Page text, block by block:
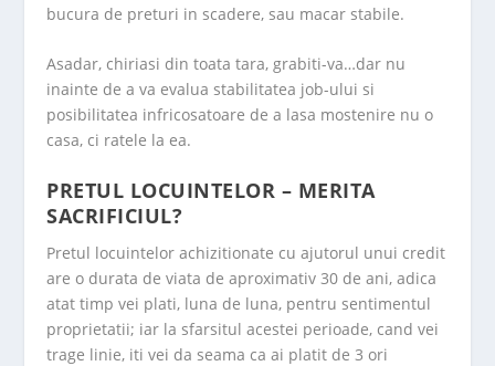
bucura de preturi in scadere, sau macar stabile.
Asadar, chiriasi din toata tara, grabiti-va…dar nu
inainte de a va evalua stabilitatea job-ului si
posibilitatea infricosatoare de a lasa mostenire nu o
casa, ci ratele la ea.
PRETUL LOCUINTELOR – MERITA
SACRIFICIUL?
Pretul locuintelor achizitionate cu ajutorul unui credit
are o durata de viata de aproximativ 30 de ani, adica
atat timp vei plati, luna de luna, pentru sentimentul
proprietatii; iar la sfarsitul acestei perioade, cand vei
trage linie, iti vei da seama ca ai platit de 3 ori